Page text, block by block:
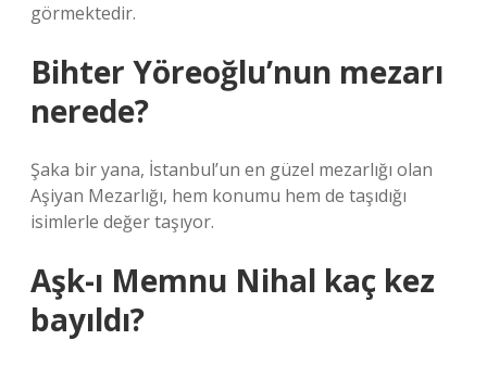
görmektedir.
Bihter Yöreoğlu’nun mezarı
nerede?
Şaka bir yana, İstanbul’un en güzel mezarlığı olan
Aşiyan Mezarlığı, hem konumu hem de taşıdığı
isimlerle değer taşıyor.
Aşk-ı Memnu Nihal kaç kez
bayıldı?